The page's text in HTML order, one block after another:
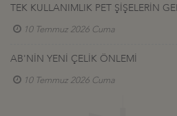
TEK KULLANIMLIK PET ŞİŞELERİN
10 Temmuz 2026 Cuma
AB'NİN YENİ ÇELİK ÖNLEMİ
10 Temmuz 2026 Cuma